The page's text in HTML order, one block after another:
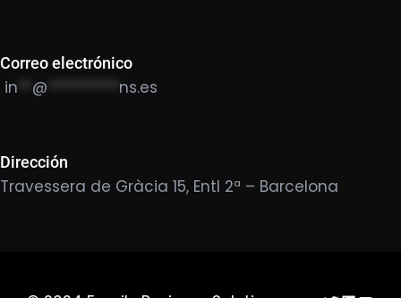
Correo electrónico
in @ ********** ns.es
Dirección
Travessera de Gràcia 15, Entl 2ª – Barcelona